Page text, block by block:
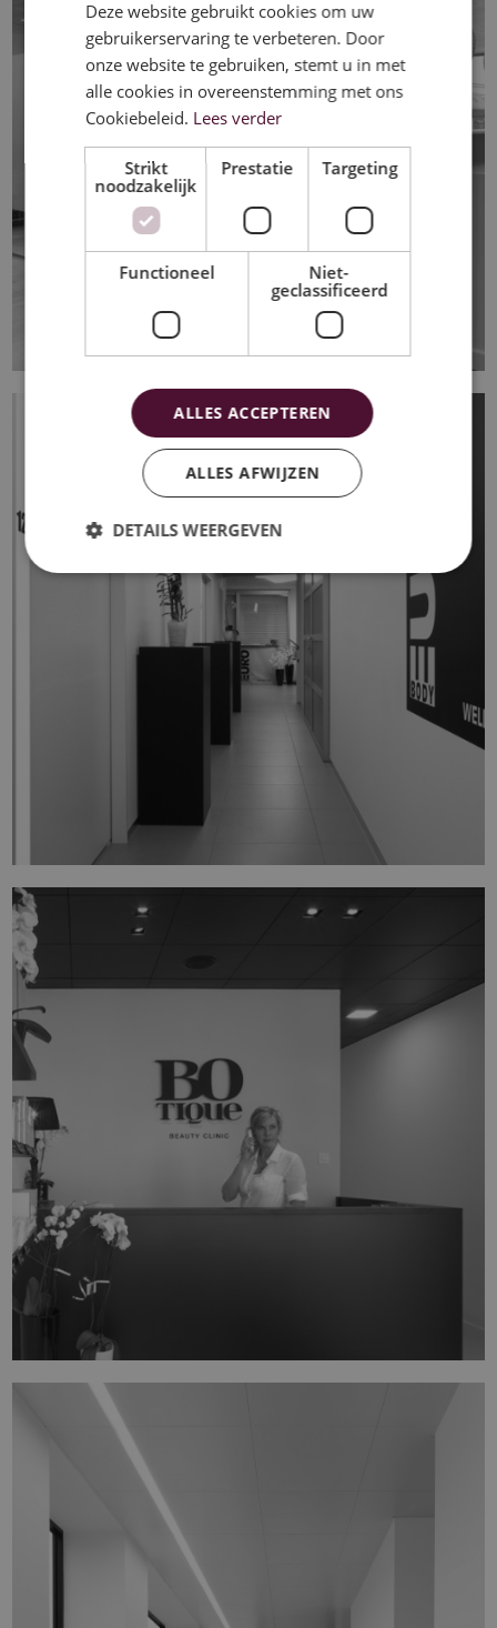
INFRALIGNE
Deze website gebruikt cookies om uw
gebruikerservaring te verbeteren. Door
onze website te gebruiken, stemt u in met
alle cookies in overeenstemming met ons
Cookiebeleid. Lees verder
Strikt
noodzakelijk
Prestatie Targeting
Functioneel
Niet-
geclassificeerd
ALLES ACCEPTEREN
ALLES AFWIJZEN
DETAILS WEERGEVEN